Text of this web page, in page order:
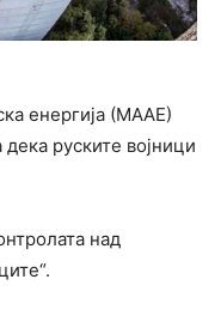
енергија (МААЕ)
руските војници
над